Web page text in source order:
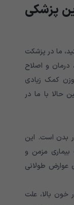
پزشکی
ما در پزشکت
درمان و اصلاح
کمک زیادی
حالا با ما در
بدن است. این
بیماری مزمن و
طولانی
خون بالا، علت